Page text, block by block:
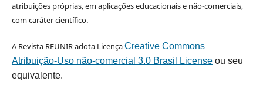
atribuições próprias, em aplicações educacionais e não-comerciais,
com caráter científico.
A Revista REUNIR adota LicençaCreative Commons
Atribuição-Uso não-comercial 3.0 Brasil Licenseou seu
equivalente.